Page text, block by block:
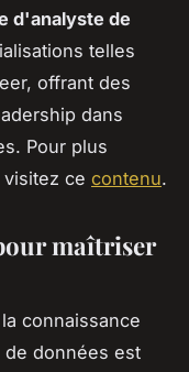
d'analyste de
telles
offrant des
dans
Pour plus
ce contenu.
maîtriser
connaissance
données est